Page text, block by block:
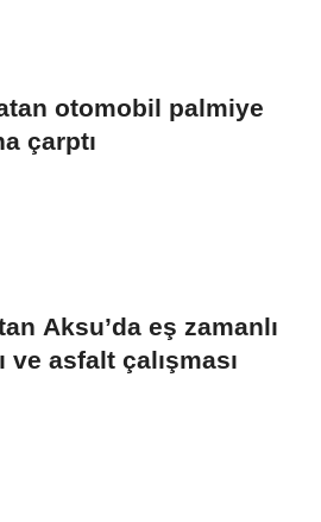
otomobil palmiye
çarptı
Aksu’da eş zamanlı
ve asfalt çalışması